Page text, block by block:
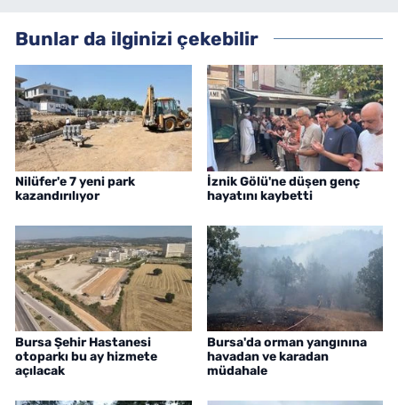
Bunlar da ilginizi çekebilir
Nilüfer'e 7 yeni park
kazandırılıyor
İznik Gölü'ne düşen genç
hayatını kaybetti
Bursa Şehir Hastanesi
otoparkı bu ay hizmete
açılacak
Bursa'da orman yangınına
havadan ve karadan
müdahale